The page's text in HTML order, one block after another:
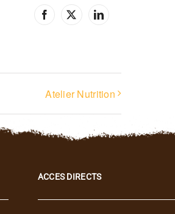
Facebook
X LinkedIn
Atelier Nutrition
ACCES DIRECTS